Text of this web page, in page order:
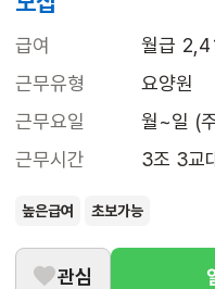
급여
월급
근무유형
요양원
근무요일
월~일 (
근무시간
3조 3교
높은급여 초보가능
관심